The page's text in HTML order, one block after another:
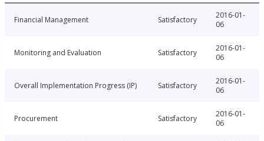
Financial Management Satisfactory
2016-01-
06
Monitoring and Evaluation Satisfactory
2016-01-
06
Overall Implementation Progress (IP) Satisfactory
2016-01-
06
Procurement Satisfactory
2016-01-
06